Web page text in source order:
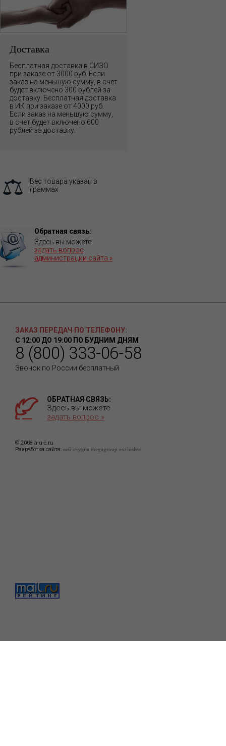
Доставка
Бесплатная доставка в СИЗО
при заказе от 3000 руб. Если
заказ на меньшую сумму, в счет
будет включено 300 рублей за
доставку. Бесплатная доставка
в ИК при заказе от 4000 руб.
Если заказ на меньшую сумму,
в счет будет включено 600
рублей за доставку.
Вес товара указан в
граммах
Обратная связь:
Здесь вы можете
задать вопрос
администрации сайта »
ЗАКАЗ ПЕРЕДАЧ ПО ТЕЛЕФОНУ:
С 12:00 ДО 19:00 ПО БУДНИМ ДНЯМ
8 (800) 333-06-58
Звонок по России бесплатный
ОБРАТНАЯ СВЯЗЬ:
Здесь вы можете
задать вопрос »
© 2008 a-u-e.ru
Разработка сайта: веб-студия megagroup exclusive